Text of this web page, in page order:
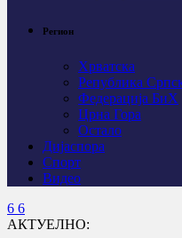
Регион
Хрватска
Република
Федерација БиХ
Црна Гора
Остало
Дијаспора
Спорт
Видео
АКТУЕЛНО: